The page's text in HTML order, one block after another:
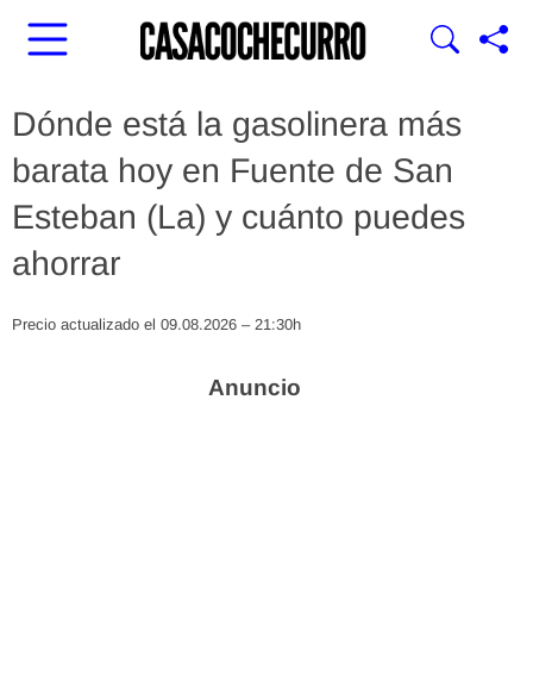
Dónde está la gasolinera más
barata hoy en Fuente de San
Esteban (La) y cuánto puedes
ahorrar
Precio actualizado el 09.08.2026 – 21:30h